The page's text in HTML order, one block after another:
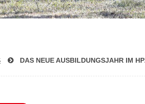
DAS NEUE AUS­BIL­DUNGS­JAHR IM